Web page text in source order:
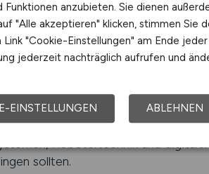
oder
die technische Umsetzung im
die in der Lage sind,
Berufsfeld, das
technologische Trends verfolgen,
Robotertechnik und
sollten.
Funktionen anzubieten. Sie dienen
"Alle akzeptieren" klicken, stimmen Sie
"Cookie-Einstellungen" am Ende
jederzeit nachträglich aufrufen und
EINSTELLUNGEN ABLEHNEN